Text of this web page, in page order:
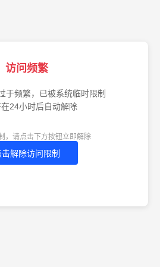
访问频繁
于频繁，已被系统临时限制
在24小时后自动解除
，请点击下方按钮立即解除
击解除访问限制